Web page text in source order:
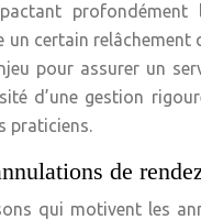
profondément
un certain relâchement
pour assurer un
d’une gestion
praticiens.
de
qui motivent les